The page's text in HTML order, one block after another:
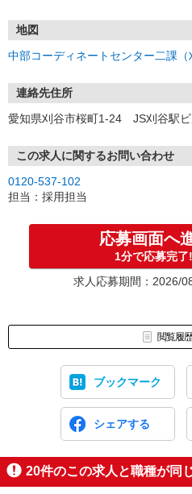
地図
中部コーディネートセンター二課（
連絡先住所
愛知県刈谷市桜町1-24 JS刈谷駅
この求人に関するお問い合わせ
0120-537-102
担当：採用担当
応募画面へ
1分で応募完了
求人応募期間：2026/
閲覧履
ブックマーク
シェアする
20件のこの求人と職種が同